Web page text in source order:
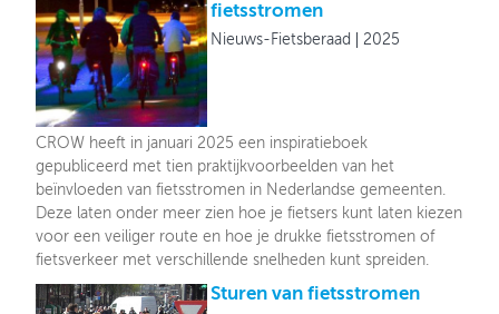
fietsstromen
Nieuws-Fietsberaad 2025
CROW heeft in januari 2025 een inspiratieboek
gepubliceerd met tien praktijkvoorbeelden van het
beïnvloeden van fietsstromen in Nederlandse gemeenten.
Deze laten onder meer zien hoe je fietsers kunt laten kiezen
voor een veiliger route en hoe je drukke fietsstromen of
fietsverkeer met verschillende snelheden kunt spreiden.
Sturen van fietsstromen